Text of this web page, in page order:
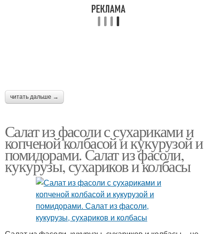
читать дальше →
Салат из фасоли с сухариками и
копченой колбасой и кукурузой и
помидорами. Салат из фасоли,
кукурузы, сухариков и колбасы